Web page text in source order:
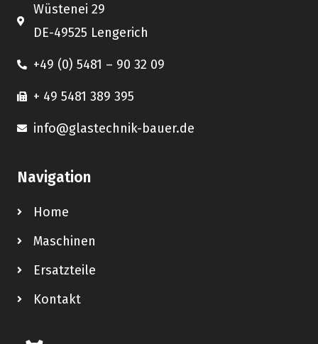
Wüstenei 29
DE-49525 Lengerich
+49 (0) 5481 – 90 32 09
+ 49 5481 389 395
info@glastechnik-bauer.de
Navigation
Home
Maschinen
Ersatzteile
Kontakt